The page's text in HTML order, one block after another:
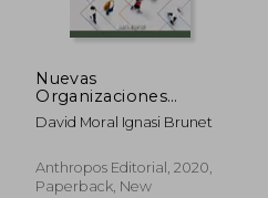
Nuevas
Organizaciones
Sociales: El
Sindicalismo Ante el
Acumulación
(Ciencias Sociales) (in
David Moral Ignasi Brunet
Anthropos Editorial, 2020,
Paperback, New